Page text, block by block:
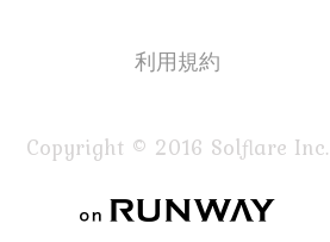
利用規約
Copyright © 2016 Solflare Inc.